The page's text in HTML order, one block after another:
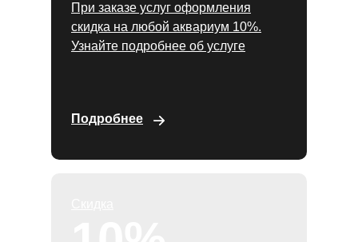
При заказе услуг оформления
скидка на любой аквариум 10%.
Узнайте подробнее об услуге
Подробнее